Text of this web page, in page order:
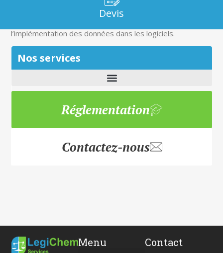
à l’ensemble des nouveaux utilisateurs des logiciels
l’implémentation des données dans les logiciels.
Nos services
Réglementation
Contactez-nous
Menu Contact
Devis